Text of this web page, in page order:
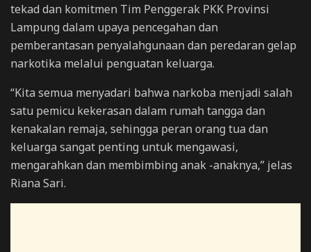
tekad dan komitmen Tim Penggerak PKK Provinsi
Lampung dalam upaya pencegahan dan
pemberantasan penyalahgunaan dan peredaran gelap
narkotika melalui penguatan keluarga.
“Kita semua menyadari bahwa narkoba menjadi salah
satu pemicu kekerasan dalam rumah tangga dan
kenakalan remaja, sehingga peran orang tua dan
keluarga sangat penting untuk mengawasi,
mengarahkan dan membimbing anak -anaknya,” jelas
Riana Sari.